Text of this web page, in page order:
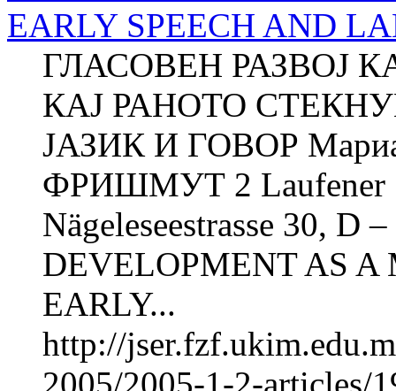
EARLY SPEECH AND
ГЛАСОВЕН РАЗВОЈ
КАЈ РАНОТО
ЈАЗИК И ГОВОР
ФРИШМУТ 2 Laufener
Nägeleseestrasse 30, D
DEVELOPMENT AS
EARLY...
http://
2005/2005-1-2-articles/